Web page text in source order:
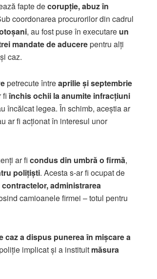
fapte decorupție, abuz în
coordonarea procurorilor din cadrul
, au fost puse în executare un
mandate de aducerepentru alți
caz.
petrecute întreaprilie și septembrie
fiînchis ochii la anumite infracțiuni
încălcat legea. În schimb, aceștia ar
ar fi acționat în interesul unor
ar fi condus din umbră o firmă,
polițiști. Acesta s-ar fi ocupat de
administrarea
camioanele firmei – totul pentru
caz a dispus punerea în mișcare a
implicat și a instituit măsura